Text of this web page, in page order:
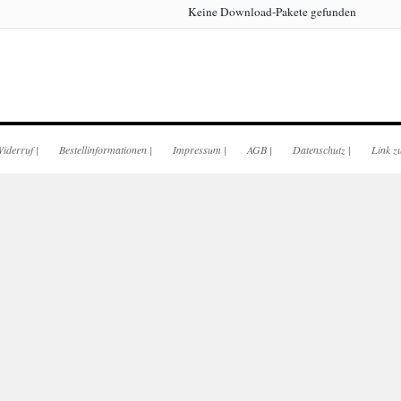
Keine Download-Pakete gefunden
| Bestellinformationen | Impressum | AGB | Datenschutz | Link